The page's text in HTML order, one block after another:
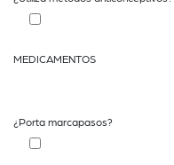
MEDICAMENTOS
¿Porta marcapasos?